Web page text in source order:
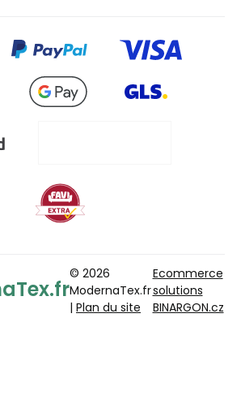
© 2026
ModernaTex.fr
| Plan du site
Ecommerce
solutions
BINARGON.cz